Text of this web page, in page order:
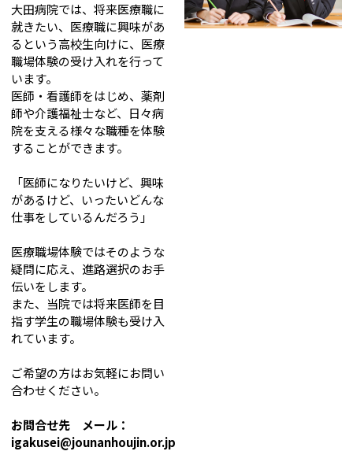
大田病院では、将来医療職に
就きたい、医療職に興味があ
るという高校生向けに、医療
職場体験の受け入れを行って
います。
医師・看護師をはじめ、薬剤
師や介護福祉士など、日々病
院を支える様々な職種を体験
することができます。
「医師になりたいけど、興味
があるけど、いったいどんな
仕事をしているんだろう」
医療職場体験ではそのような
疑問に応え、進路選択のお手
伝いをします。
また、当院では将来医師を目
指す学生の職場体験も受け入
れています。
ご希望の方はお気軽にお問い
合わせください。
お問合せ先 メール：
igakusei@jounanhoujin.or.jp